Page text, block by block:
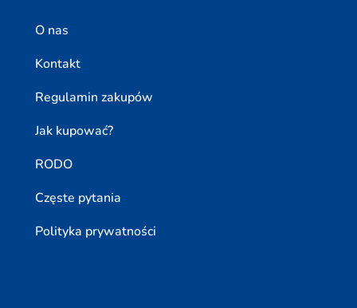
O nas
Kontakt
Regulamin zakupów
Jak kupować?
RODO
Częste pytania
Polityka prywatności